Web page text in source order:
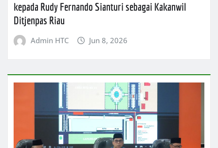
kepada Rudy Fernando Sianturi sebagai Kakanwil
Ditjenpas Riau
Admin HTC Jun 8, 2026